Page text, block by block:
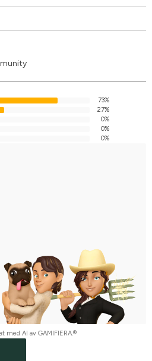
73%
27%
0%
0%
0%
med AI av GAMIFIERA.®